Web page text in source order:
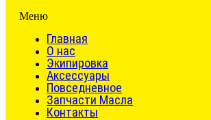
Меню
Главная
О нас
Экипировка
Аксессуары
Повседневное
Запчасти Масла
Контакты